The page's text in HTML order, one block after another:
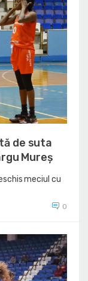
de suta
Mureș
meciul cu
0